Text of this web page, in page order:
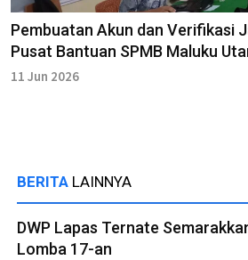
Pembuatan Akun dan Verifikasi
Pusat Bantuan SPMB Maluku
11 Jun 2026
BERITA LAINNYA
DWP Lapas Ternate
Lomba 17-an